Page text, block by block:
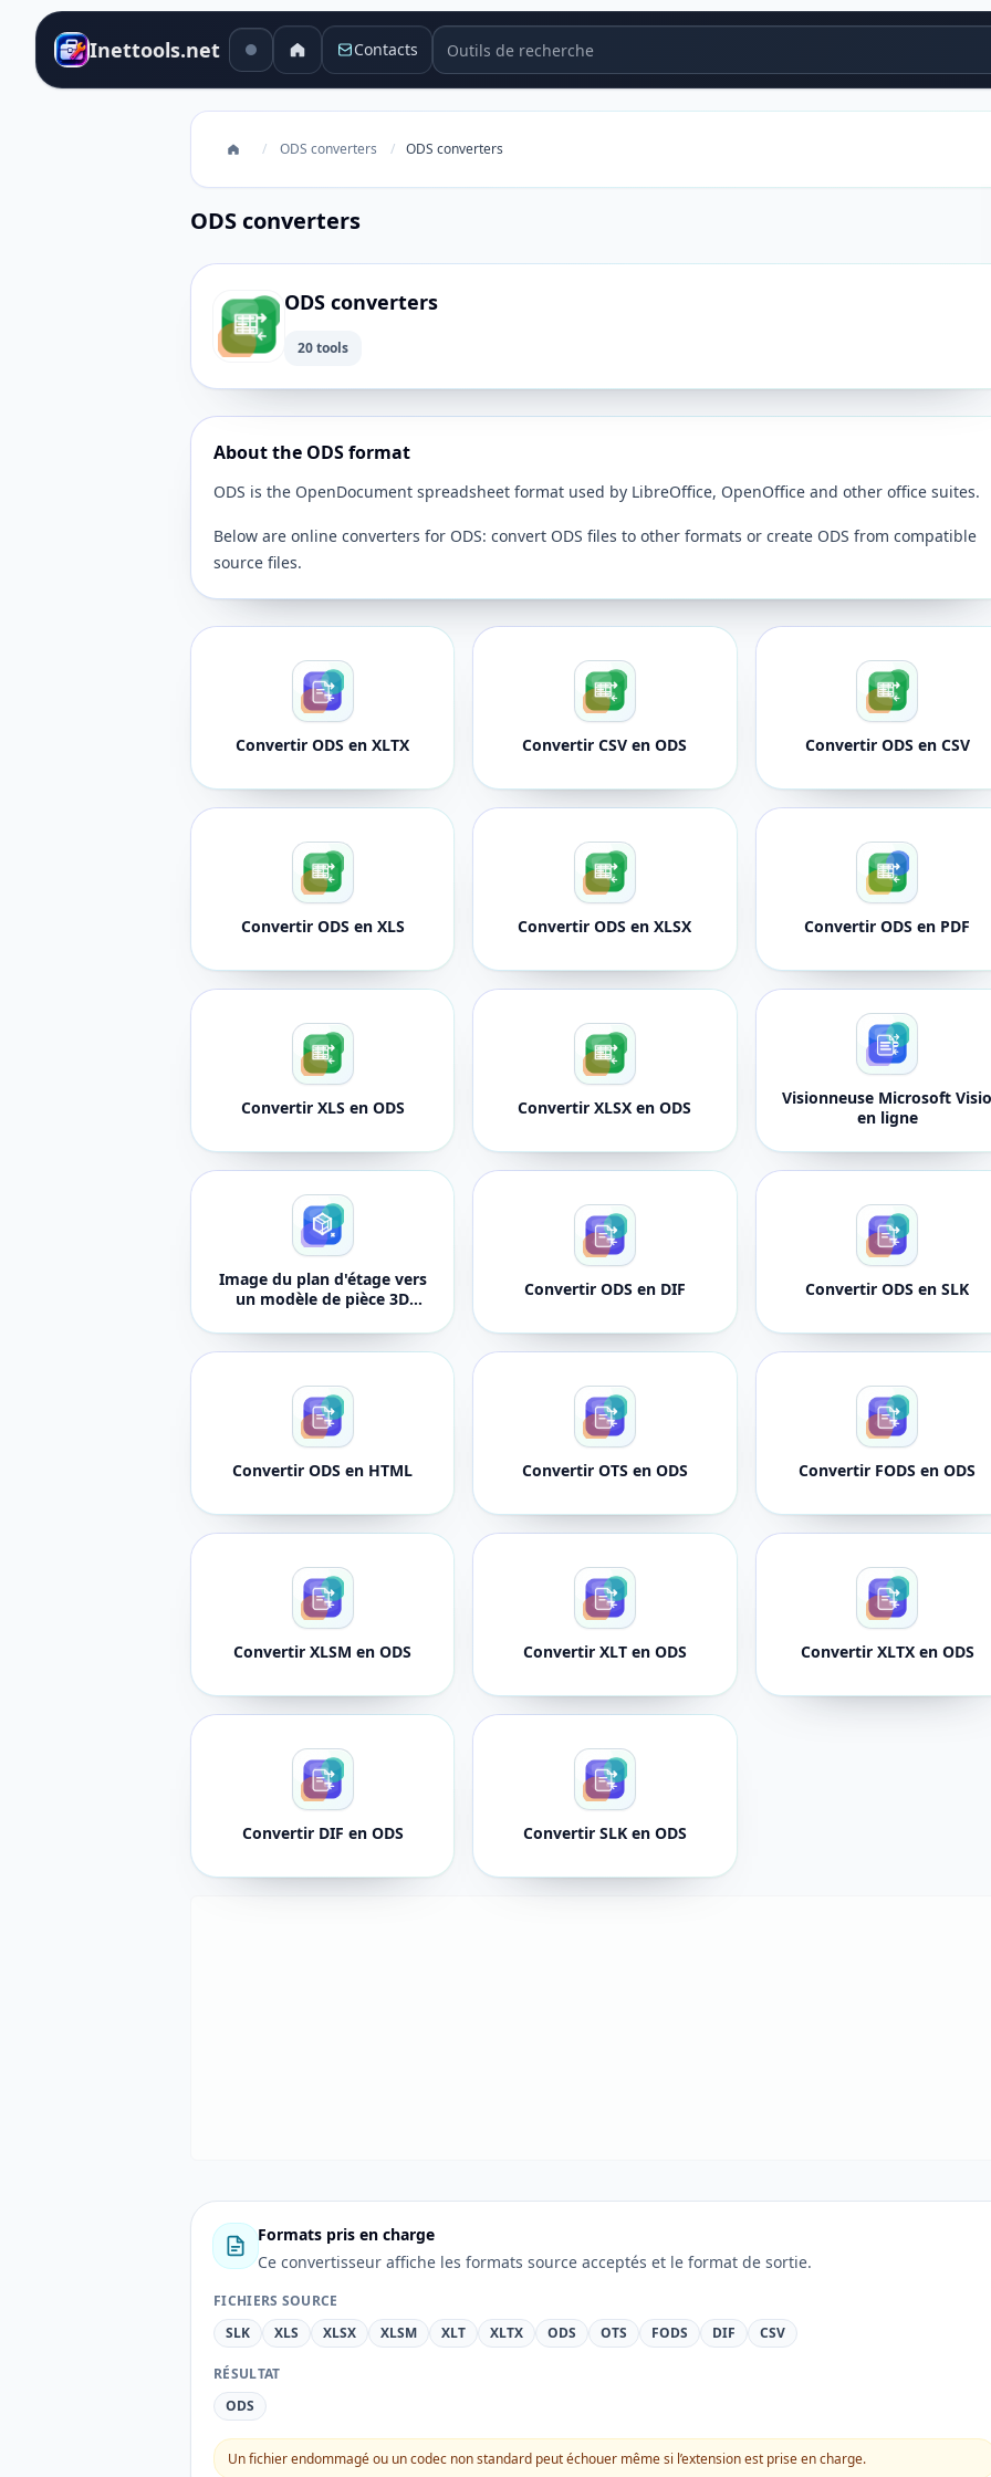
Inettools.net Contacts Outils de recherche
/ ODS converters / ODS converters
ODS converters
ODS converters
20 tools
About the ODS format
ODS is the OpenDocument spreadsheet format used by LibreOffice, OpenOffice and other office suites.
Below are online converters for ODS: convert ODS files to other formats or create ODS from compatible
source files.
Convertir ODS en XLTX Convertir CSV en ODS Convertir ODS en CSV
Convertir ODS en XLS Convertir ODS en XLSX Convertir ODS en PDF
Convertir XLS en ODS Convertir XLSX en ODS
Visionneuse Microsoft
en ligne
Image du plan d'étage vers
un modèle de pièce 3D
Convertir ODS en DIF Convertir ODS en SLK
Convertir ODS en HTML Convertir OTS en ODS Convertir FODS en ODS
Convertir XLSM en ODS Convertir XLT en ODS Convertir XLTX en ODS
Convertir DIF en ODS Convertir SLK en ODS
Formats pris en charge
Ce convertisseur affiche les formats source acceptés et le format de sortie.
FICHIERS SOURCE
SLK
XLS XLSX XLSM XLT XLTX ODS OTS FODS DIF CSV
RÉSULTAT
ODS
Un fichier endommagé ou un codec non standard peut échouer même si l’extension est prise en charge.